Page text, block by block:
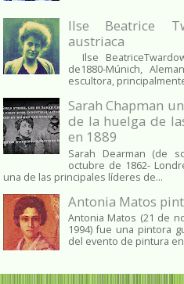
Ilse Beatrice
austriaca
Ilse
de1880-Múnich,
escultora,
Sarah Chapman
de la huelga de
en 1889
Sarah Dearman (de
octubre de 1862​-
una de las principales líderes de...
Antonia Matos
Antonia Matos (21 de
1994) fue una pintora
del evento de pintura en